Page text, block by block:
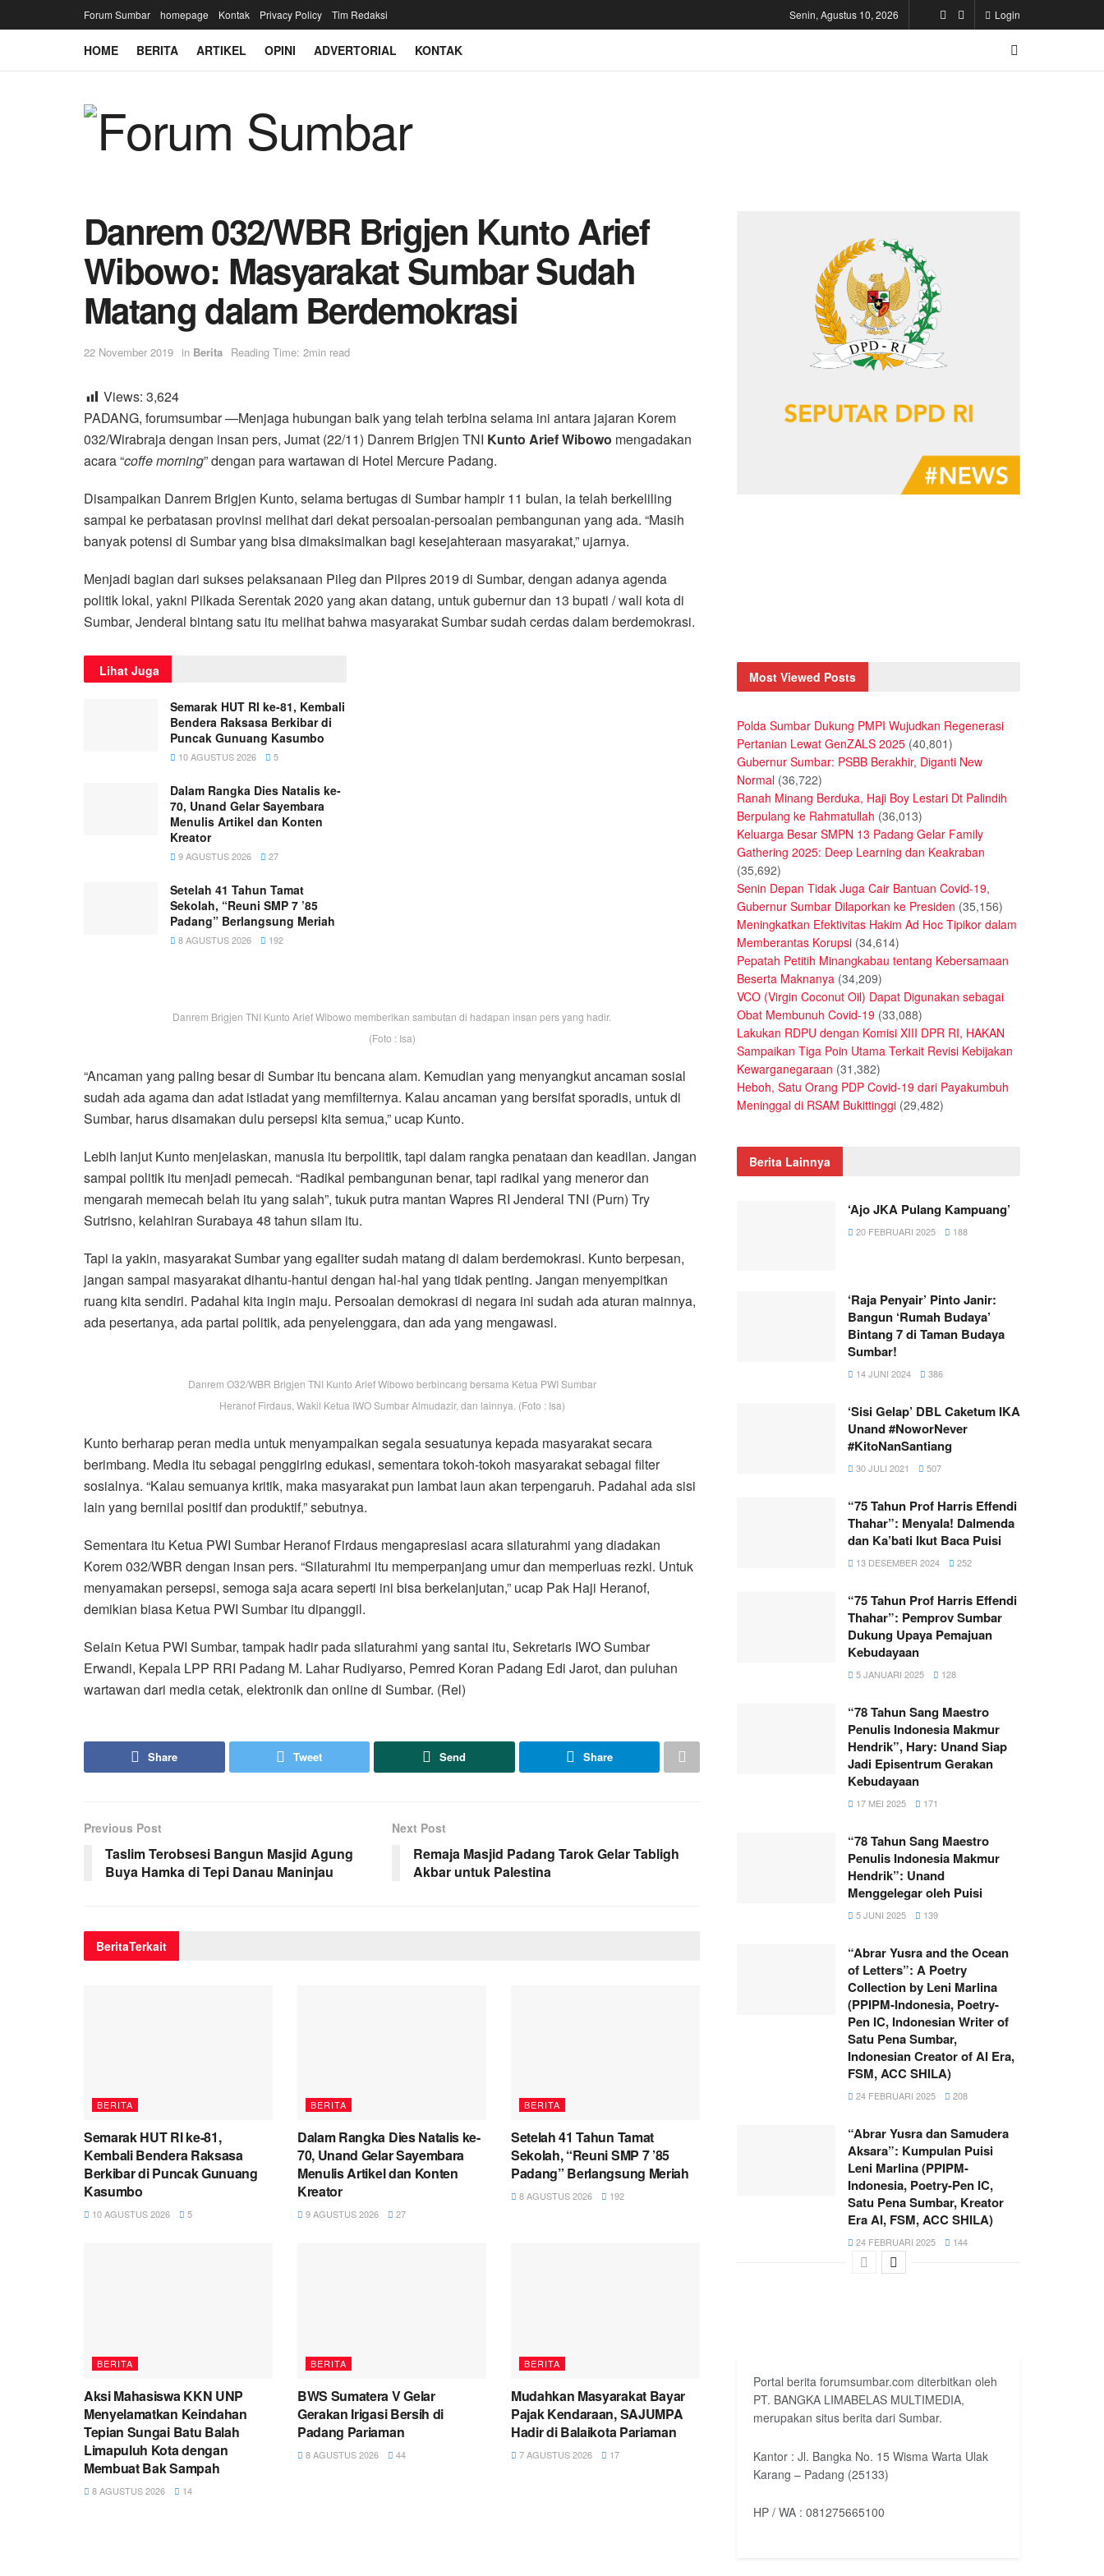
Forum Sumbar homepage Kontak Privacy Policy Tim Redaksi Senin, Agustus 10, 2026 Login
HOME BERITA ARTIKEL OPINI ADVERTORIAL KONTAK
Danrem 032/WBR Brigjen Kunto Arief
Wibowo: Masyarakat Sumbar Sudah
Matang dalam Berdemokrasi
22 November 2019 in Berita Reading Time: 2min read
Views: 3,624
PADANG, forumsumbar —Menjaga hubungan baik yang telah terbina selama ini antara jajaran Korem
032/Wirabraja dengan insan pers, Jumat (22/11) Danrem Brigjen TNI Kunto Arief Wibowo mengadakan
acara “coffe morning” dengan para wartawan di Hotel Mercure Padang.
Disampaikan Danrem Brigjen Kunto, selama bertugas di Sumbar hampir 11 bulan, ia telah berkeliling
sampai ke perbatasan provinsi melihat dari dekat persoalan-persoalan pembangunan yang ada. “Masih
banyak potensi di Sumbar yang bisa dimaksimalkan bagi kesejahteraan masyarakat,” ujarnya.
Menjadi bagian dari sukses pelaksanaan Pileg dan Pilpres 2019 di Sumbar, dengan adanya agenda
politik lokal, yakni Pilkada Serentak 2020 yang akan datang, untuk gubernur dan 13 bupati / wali kota di
Sumbar, Jenderal bintang satu itu melihat bahwa masyarakat Sumbar sudah cerdas dalam berdemokrasi.
Lihat Juga
Semarak HUT RI ke-81, Kembali
Bendera Raksasa Berkibar di
Puncak Gunuang Kasumbo
10 AGUSTUS 2026 5
Dalam Rangka Dies Natalis ke-
70, Unand Gelar Sayembara
Menulis Artikel dan Konten
Kreator
9 AGUSTUS 2026 27
Setelah 41 Tahun Tamat
Sekolah, “Reuni SMP 7 ’85
Padang” Berlangsung Meriah
8 AGUSTUS 2026 192
Danrem Brigjen TNI Kunto Arief Wibowo memberikan sambutan di hadapan insan pers yang hadir.
(Foto : Isa)
“Ancaman yang paling besar di Sumbar itu bencana alam. Kemudian yang menyangkut ancaman sosial
sudah ada agama dan adat istiadat yang memfilternya. Kalau ancaman yang bersifat sporadis, untuk di
Sumbar, harus disamakan dulu persepsi kita semua,” ucap Kunto.
Lebih lanjut Kunto menjelaskan, manusia itu berpolitik, tapi dalam rangka penataan dan keadilan. Jangan
sampai politik itu menjadi pemecah. “Radikal pembangunan benar, tapi radikal yang meneror dan
mengarah memecah belah itu yang salah”, tukuk putra mantan Wapres RI Jenderal TNI (Purn) Try
Sutrisno, kelahiran Surabaya 48 tahun silam itu.
Tapi ia yakin, masyarakat Sumbar yang egaliter sudah matang di dalam berdemokrasi. Kunto berpesan,
jangan sampai masyarakat dihantu-hantui dengan hal-hal yang tidak penting. Jangan menyempitkan
ruang kita sendiri. Padahal kita ingin maju. Persoalan demokrasi di negara ini sudah ada aturan mainnya,
ada pesertanya, ada partai politik, ada penyelenggara, dan ada yang mengawasi.
Danrem O32/WBR Brigjen TNI Kunto Arief Wibowo berbincang bersama Ketua PWI Sumbar
Heranof Firdaus, Wakil Ketua IWO Sumbar Almudazir, dan lainnya. (Foto : Isa)
Kunto berharap peran media untuk menyampaikan segala sesuatunya kepada masyarakat secara
berimbang. Media itu sebagai penggiring edukasi, sementara tokoh-tokoh masyarakat sebagai filter
sosialnya. “Kalau semuanya kritik, maka masyarakat pun lambat laun akan terpengaruh. Padahal ada sisi
lain yang bernilai positif dan produktif,” sebutnya.
Sementara itu Ketua PWI Sumbar Heranof Firdaus mengapresiasi acara silaturahmi yang diadakan
Korem 032/WBR dengan insan pers. “Silaturahmi itu memperpanjang umur dan memperluas rezki. Untuk
menyamakan persepsi, semoga saja acara seperti ini bisa berkelanjutan,” ucap Pak Haji Heranof,
demikian biasa Ketua PWI Sumbar itu dipanggil.
Selain Ketua PWI Sumbar, tampak hadir pada silaturahmi yang santai itu, Sekretaris IWO Sumbar
Erwandi, Kepala LPP RRI Padang M. Lahar Rudiyarso, Pemred Koran Padang Edi Jarot, dan puluhan
wartawan dari media cetak, elektronik dan online di Sumbar. (Rel)
Share Tweet Send Share
Previous Post
Taslim Terobsesi Bangun Masjid Agung
Buya Hamka di Tepi Danau Maninjau
Next Post
Remaja Masjid Padang Tarok Gelar Tabligh
Akbar untuk Palestina
BeritaTerkait
BERITA
Semarak HUT RI ke-81,
Kembali Bendera Raksasa
Berkibar di Puncak Gunuang
Kasumbo
10 AGUSTUS 2026 5
BERITA
Dalam Rangka Dies Natalis ke-
70, Unand Gelar Sayembara
Menulis Artikel dan Konten
Kreator
9 AGUSTUS 2026 27
BERITA
Setelah 41 Tahun Tamat
Sekolah, “Reuni SMP 7 ’85
Padang” Berlangsung Meriah
8 AGUSTUS 2026 192
BERITA
Aksi Mahasiswa KKN UNP
Menyelamatkan Keindahan
Tepian Sungai Batu Balah
Limapuluh Kota dengan
Membuat Bak Sampah
8 AGUSTUS 2026 14
BERITA
BWS Sumatera V Gelar
Gerakan Irigasi Bersih di
Padang Pariaman
8 AGUSTUS 2026 44
BERITA
Mudahkan Masyarakat Bayar
Pajak Kendaraan, SAJUMPA
Hadir di Balaikota Pariaman
7 AGUSTUS 2026 17
Most Viewed Posts
Polda Sumbar Dukung PMPI Wujudkan Regenerasi
Pertanian Lewat GenZALS 2025 (40,801)
Gubernur Sumbar: PSBB Berakhir, Diganti New
Normal (36,722)
Ranah Minang Berduka, Haji Boy Lestari Dt Palindih
Berpulang ke Rahmatullah (36,013)
Keluarga Besar SMPN 13 Padang Gelar Family
Gathering 2025: Deep Learning dan Keakraban
(35,692)
Senin Depan Tidak Juga Cair Bantuan Covid-19,
Gubernur Sumbar Dilaporkan ke Presiden (35,156)
Meningkatkan Efektivitas Hakim Ad Hoc Tipikor dalam
Memberantas Korupsi (34,614)
Pepatah Petitih Minangkabau tentang Kebersamaan
Beserta Maknanya (34,209)
VCO (Virgin Coconut Oil) Dapat Digunakan sebagai
Obat Membunuh Covid-19 (33,088)
Lakukan RDPU dengan Komisi XIII DPR RI, HAKAN
Sampaikan Tiga Poin Utama Terkait Revisi Kebijakan
Kewarganegaraan (31,382)
Heboh, Satu Orang PDP Covid-19 dari Payakumbuh
Meninggal di RSAM Bukittinggi (29,482)
Berita Lainnya
‘Ajo JKA Pulang Kampuang’
20 FEBRUARI 2025 188
‘Raja Penyair’ Pinto Janir:
Bangun ‘Rumah Budaya’
Bintang 7 di Taman Budaya
Sumbar!
14 JUNI 2024 386
‘Sisi Gelap’ DBL Caketum IKA
Unand #NoworNever
#KitoNanSantiang
30 JULI 2021 507
“75 Tahun Prof Harris Effendi
Thahar”: Menyala! Dalmenda
dan Ka’bati Ikut Baca Puisi
13 DESEMBER 2024 252
“75 Tahun Prof Harris Effendi
Thahar”: Pemprov Sumbar
Dukung Upaya Pemajuan
Kebudayaan
5 JANUARI 2025 128
“78 Tahun Sang Maestro
Penulis Indonesia Makmur
Hendrik”, Hary: Unand Siap
Jadi Episentrum Gerakan
Kebudayaan
17 MEI 2025 171
“78 Tahun Sang Maestro
Penulis Indonesia Makmur
Hendrik”: Unand
Menggelegar oleh Puisi
5 JUNI 2025 139
“Abrar Yusra and the Ocean
of Letters”: A Poetry
Collection by Leni Marlina
(PPIPM-Indonesia, Poetry-
Pen IC, Indonesian Writer of
Satu Pena Sumbar,
Indonesian Creator of AI Era,
FSM, ACC SHILA)
24 FEBRUARI 2025 208
“Abrar Yusra dan Samudera
Aksara”: Kumpulan Puisi
Leni Marlina (PPIPM-
Indonesia, Poetry-Pen IC,
Satu Pena Sumbar, Kreator
Era AI, FSM, ACC SHILA)
24 FEBRUARI 2025 144
Portal berita forumsumbar.com diterbitkan oleh
PT. BANGKA LIMABELAS MULTIMEDIA,
merupakan situs berita dari Sumbar.
Kantor : Jl. Bangka No. 15 Wisma Warta Ulak
Karang – Padang (25133)
HP / WA : 081275665100